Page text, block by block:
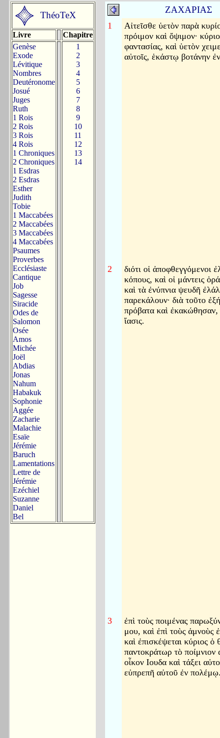
ThéoTeX
Livre
Chapitre
Genèse
Exode
Lévitique
Nombres
Deutéronome
Josué
Juges
Ruth
1 Rois
2 Rois
3 Rois
4 Rois
1 Chroniques
2 Chroniques
1 Esdras
2 Esdras
Esther
Judith
Tobie
1 Maccabées
2 Maccabées
3 Maccabées
4 Maccabées
Psaumes
Proverbes
Ecclésiaste
Cantique
Job
Sagesse
Siracide
Odes de
Salomon
Osée
Amos
Michée
Joël
Abdias
Jonas
Nahum
Habakuk
Sophonie
Aggée
Zacharie
Malachie
Esaïe
Jérémie
Baruch
Lamentations
Lettre de
Jérémie
Ezéchiel
Suzanne
Daniel
Bel
1
2
3
4
5
6
7
8
9
10
11
12
13
14
ΖΑΧΑΡΙΑΣ
1
Αἰτεῖσθε ὑετὸν παρὰ
πρόιμον καὶ ὄψιμον·
φαντασίας, καὶ ὑετὸν
αὐτοῖς, ἑκάστῳ βοτάνην
2
διότι οἱ ἀποφθεγγόμενοι
κόπους, καὶ οἱ μάντεις
καὶ τὰ ἐνύπνια ψευδῆ
παρεκάλουν· διὰ τοῦτο
πρόβατα καὶ ἐκακώθησαν,
ἴασις.
3
ἐπὶ τοὺς ποιμένας
μου, καὶ ἐπὶ τοὺς ἀμνοὺς
καὶ ἐπισκέψεται κύριος ὁ
παντοκράτωρ τὸ ποίμνιον
οἶκον Ιουδα καὶ τάξει
εὐπρεπῆ αὐτοῦ ἐν